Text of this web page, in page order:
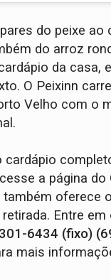
do peixe ao
do arroz
da casa,
O Peixinn
Velho com o
cardápio
a página
também oferece
Entre
6434 (fixo)
mais